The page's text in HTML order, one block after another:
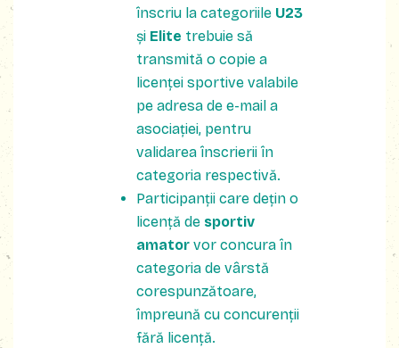
înscriu la categoriile U23
și Elite trebuie să
transmită o copie a
licenței sportive valabile
pe adresa de e-mail a
asociației, pentru
validarea înscrierii în
categoria respectivă.
Participanții care dețin o
licență de sportiv
amator vor concura în
categoria de vârstă
corespunzătoare,
împreună cu concurenții
fără licență.